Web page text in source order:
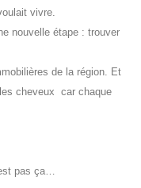
vivre.
nouvelle étape : trouver
de la région. Et
cheveux car chaque
pas ça…